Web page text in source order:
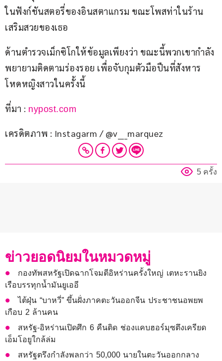
ในฟังก์ชันสตอรี่ของอินสตาแกรม ขณะโพสท่าในร้าน
เสริมสวยของเธอ
ด้านตำรวจเม็กซิโกให้ข้อมูลเพียงว่า ขณะนี้พวกเขากำลัง
พยายามติดตามร่องรอย เพื่อจับกุมตัวมือปืนที่สังหาร
โหดหญิงสาวในครั้งนี้
ที่มา : nypost.com
เครดิตภาพ : Instagarm / @v___marquez
5 ครั้ง
ข่าวยอดนิยมในหมวดหมู่
กองทัพสหรัฐเปิดฉากโจมตีอิหร่านครั้งใหญ่ เตหะรานยิง
เรือบรรทุกน้ำมันยูเออี
ไต้ฝุ่น “บาหวี่” ขึ้นฝั่งภาคตะวันออกจีน ประชาชนอพยพ
เกือบ 2 ล้านคน
สหรัฐ-อิหร่านเปิดศึก 6 คืนติด ช่องแคบฮอร์มุซตึงเครียด
เอ็มโอยูใกล้ล่ม
สหรัฐตรึงกำลังพลกว่า 50,000 นายในตะวันออกกลาง